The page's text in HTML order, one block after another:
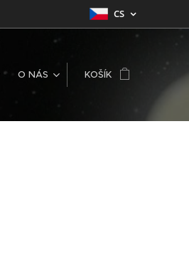
CS
O NÁS KOŠÍK